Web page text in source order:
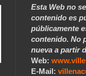
Esta Web no
contenido es
públicamente
contenido. No
nueva a partir
Web:
E-Mail: